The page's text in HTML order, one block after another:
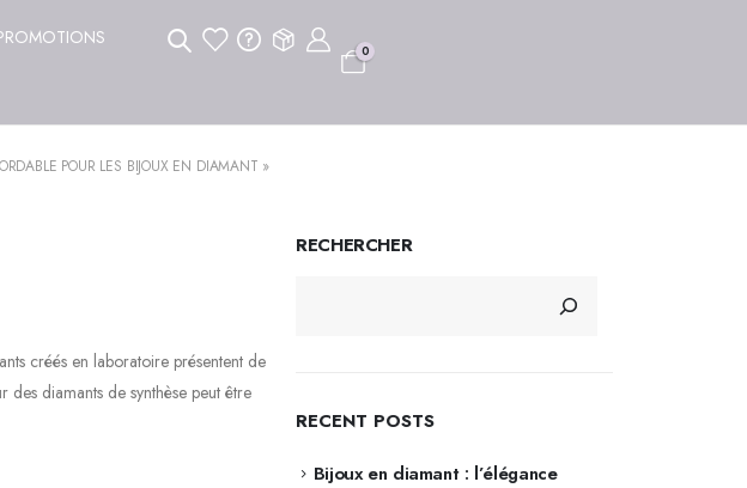
0
POUR LES BIJOUX EN DIAMANT »
créés en laboratoire présentent de
diamants de synthèse peut être
RECHERCHER
RECENT POSTS
Bijoux en diamant : l’élégance